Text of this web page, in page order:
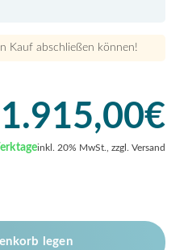
1.915,00€
inkl. 20% MwSt., zzgl. Versand
Kauf abschließen können!
legen